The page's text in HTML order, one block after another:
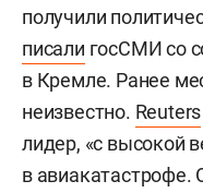
получили
писали госСМИ со
в Кремле. Ранее
неизвестно. Reuters
лидер, «с высокой
в авиакатастрофе.